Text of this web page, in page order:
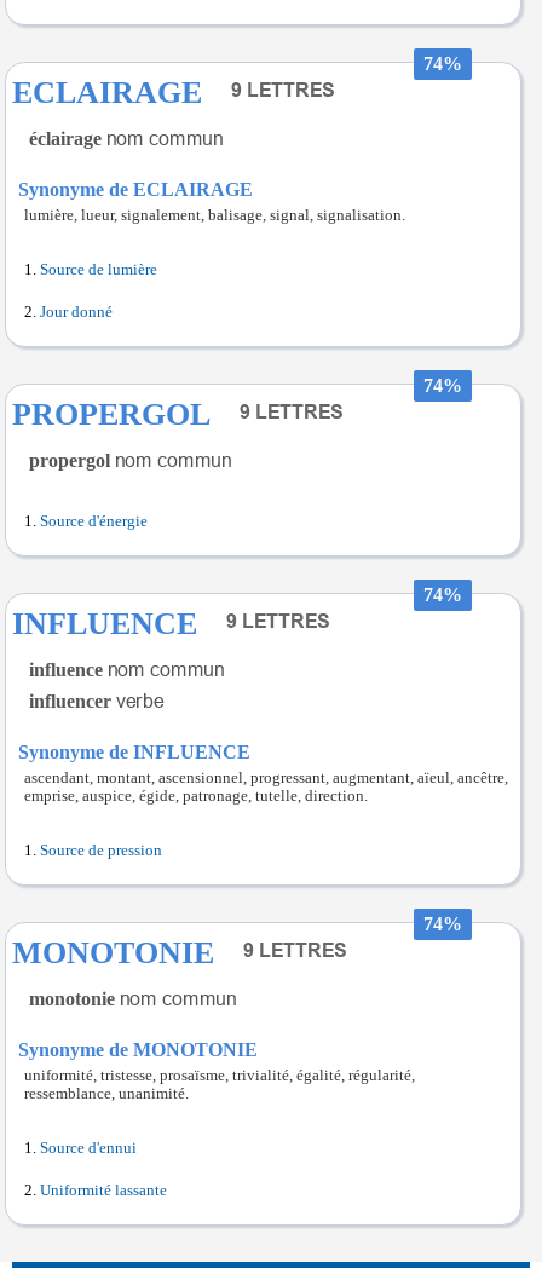
74%
ECLAIRAGE
éclairage
Synonyme de ECLAIRAGE
lumière, lueur, signalement, balisage, signal, signalisation.
Source de lumière
Jour donné
74%
PROPERGOL
propergol
Source d'énergie
74%
INFLUENCE
influence
influencer
Synonyme de INFLUENCE
ascendant, montant, ascensionnel, progressant, augmentant, aïeul, ancêtre,
emprise, auspice, égide, patronage, tutelle, direction.
Source de pression
74%
MONOTONIE
monotonie
Synonyme de MONOTONIE
uniformité, tristesse, prosaïsme, trivialité, égalité, régularité,
ressemblance, unanimité.
Source d'ennui
Uniformité lassante